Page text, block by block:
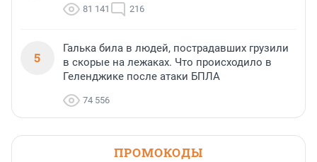
81 141 216
5
Галька била в людей, пострадавших грузили
в скорые на лежаках. Что происходило в
Геленджике после атаки БПЛА
74 556
ПРОМОКОДЫ